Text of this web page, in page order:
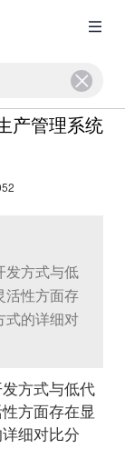
产管理系统
发方式与低
活性方面存
式的详细对
方式与低代
方面存在显
细对比分